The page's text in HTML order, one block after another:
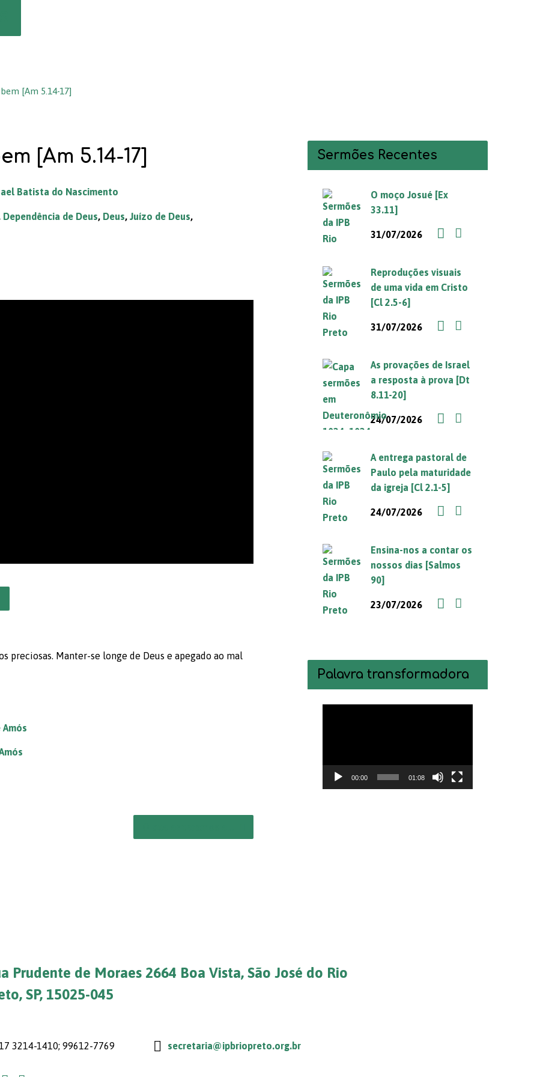
[Am 5.14-17]
[Am 5.14-17]
Batista do Nascimento
Dependência de Deus, Deus, Juízo de Deus,
preciosas. Manter-se longe de Deus e apegado ao mal
Sermões Recentes
O moço Josué [Ex
33.11]
31/07/2026
Reproduções visuais
de uma vida em Cristo
[Cl 2.5-6]
31/07/2026
As provações de Israel
a resposta à prova [Dt
8.11-20]
24/07/2026
A entrega pastoral de
Paulo pela maturidade
da igreja [Cl 2.1-5]
24/07/2026
Ensina-nos a contar os
nossos dias [Salmos
90]
23/07/2026
Palavra transformadora
00:00 01:08
Prudente de Moraes 2664 Boa Vista, São José do Rio
SP, 15025-045
3214-1410; 99612-7769 secretaria@ipbriopreto.org.br